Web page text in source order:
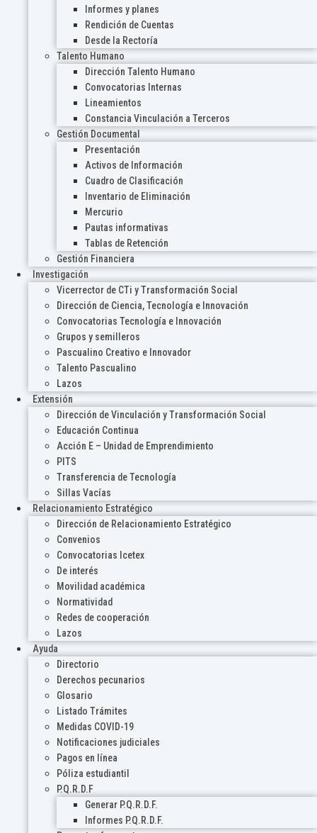
Informes y planes
Rendición de Cuentas
Desde la Rectoría
Talento Humano
Dirección Talento Humano
Convocatorias Internas
Lineamientos
Constancia Vinculación a Terceros
Gestión Documental
Presentación
Activos de Información
Cuadro de Clasificación
Inventario de Eliminación
Mercurio
Pautas informativas
Tablas de Retención
Gestión Financiera
Investigación
Vicerrector de CTi y Transformación Social
Dirección de Ciencia, Tecnología e Innovación
Convocatorias Tecnología e Innovación
Grupos y semilleros
Pascualino Creativo e Innovador
Talento Pascualino
Lazos
Extensión
Dirección de Vinculación y Transformación Social
Educación Continua
Acción E – Unidad de Emprendimiento
PITS
Transferencia de Tecnología
Sillas Vacías
Relacionamiento Estratégico
Dirección de Relacionamiento Estratégico
Convenios
Convocatorias Icetex
De interés
Movilidad académica
Normatividad
Redes de cooperación
Lazos
Ayuda
Directorio
Derechos pecunarios
Glosario
Listado Trámites
Medidas COVID-19
Notificaciones judiciales
Pagos en línea
Póliza estudiantil
P.Q.R.D.F
Generar P.Q.R.D.F.
Informes P.Q.R.D.F.